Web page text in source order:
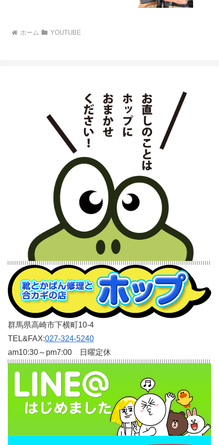
ホーム YOUTUBE
群馬県高崎市下横町10-4
TEL&FAX:027-324-5240
am10:30～pm7:00 日曜定休